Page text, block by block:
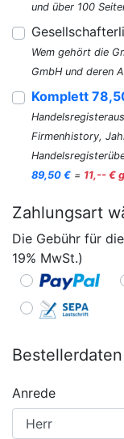
und über 100
Wem gehört die
GmbH und deren
Komplett
Firmenhistory,
89,50 € = 11,-- €
Zahlungsart
Die Gebühr für
19% MwSt.)
Bestellerdaten
Anrede